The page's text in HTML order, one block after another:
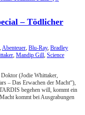
– Tödlicher
Abenteuer Blu-Ray, Bradley
Mandip Gill Science
(Jodie Whittaker,
– Das Erwachen der Macht“),
begehen will, kommt ein
kommt bei Ausgrabungen